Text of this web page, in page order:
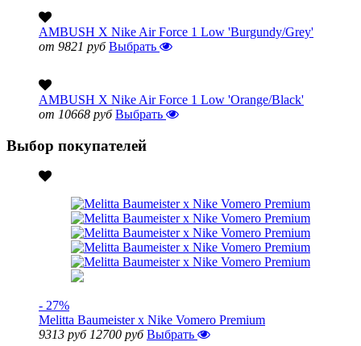
AMBUSH X Nike Air Force 1 Low 'Burgundy/Grey'
от 9821 руб Выбрать
AMBUSH X Nike Air Force 1 Low 'Orange/Black'
от 10668 руб Выбрать
Выбор покупателей
- 27%
Melitta Baumeister x Nike Vomero Premium
9313 руб 12700 руб Выбрать